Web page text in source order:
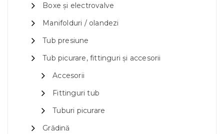
Boxe și electrovalve
Manifolduri / olandezi
Tub presiune
Tub picurare, fittinguri și accesorii
Accesorii
Fittinguri tub
Tuburi picurare
Grădină